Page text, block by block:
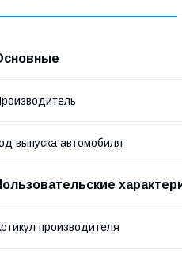
выпуска автомобиля
производителя